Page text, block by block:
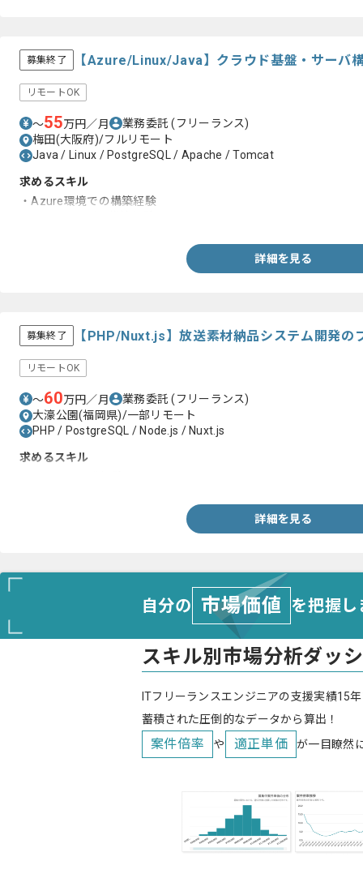
募集終了 【Azure/Linux/Java】クラウド基盤・サーバ
リモートOK
〜55万円／月 業務委託(フリーランス)
梅田(大阪府)/フルリモート
Java / Linux / PostgreSQL / Apache / Tomcat
求めるスキル
・Azure環境での構築経験
詳細を見る
募集終了 【PHP/Nuxt.js】放送素材納品システム開発の
リモートOK
〜60万円／月 業務委託(フリーランス)
大濠公園(福岡県)/一部リモート
PHP / PostgreSQL / Node.js / Nuxt.js
求めるスキル
詳細を見る
自分の 市場価値 を把握
スキル別市場分析ダッ
ITフリーランスエンジニアの支援実績15
蓄積された圧倒的なデータから算出！
案件倍率 や 適正単価 が一目瞭然